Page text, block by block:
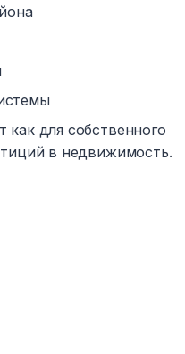
для собственного
в недвижимость.